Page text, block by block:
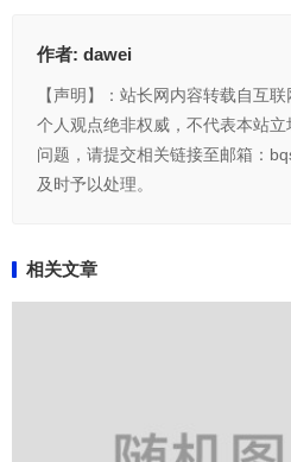
作者: dawei
【声明】：站长网内容转载自互
个人观点绝非权威，不代表本站
问题，请提交相关链接至邮箱：
及时予以处理。
相关文章